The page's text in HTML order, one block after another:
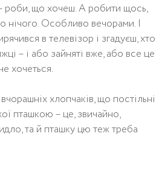
роби, що хочеш. А робити щось,
нічого. Особливо вечорами. І
в телевізор і згадуєш, хто
– і або зайняті вже, або все це
хочеться.
хлопчаків, що постільні
пташкою – це, звичайно,
та й пташку цю теж треба